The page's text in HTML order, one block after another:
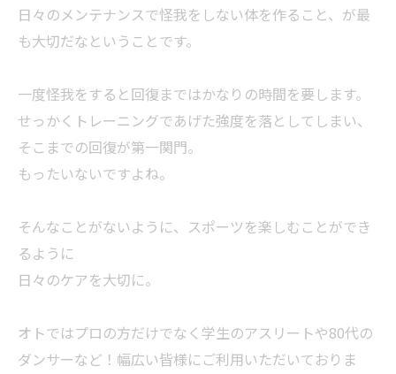
日々のメンテナンスで怪我をしない体を作ること、が最
も大切だなということです。
一度怪我をすると回復まではかなりの時間を要します。
せっかくトレーニングであげた強度を落としてしまい、
そこまでの回復が第一関門。
もったいないですよね。
そんなことがないように、スポーツを楽しむことができ
るように
日々のケアを大切に。
オトではプロの方だけでなく学生のアスリートや80代の
ダンサーなど！幅広い皆様にご利用いただいておりま